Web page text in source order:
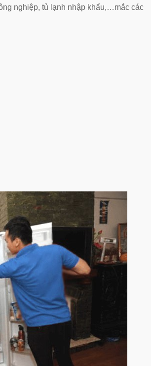
nghiệp, tủ lạnh nhập khẩu,…mắc các